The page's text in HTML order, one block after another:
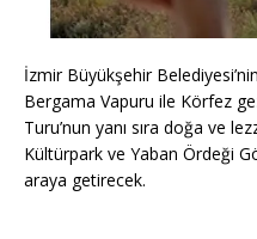
İzmir Büyükşehir
Bergama Vapuru ile Körfez
Turu’nun yanı sıra doğa ve
Kültürpark ve Yaban Ördeği
araya getirecek.